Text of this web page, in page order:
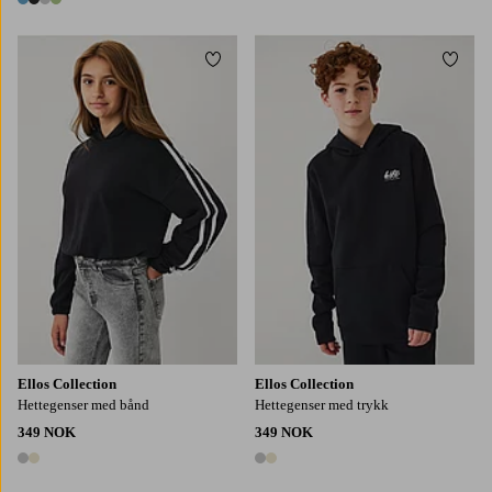
4 farger
Ellos Collection
Hettegenser med bånd
349 NOK
2 farger
Legg til favoritter
146/152158/164
Ellos Collection
Hettegenser med trykk
349 NOK
2 farger
146/152 158/164